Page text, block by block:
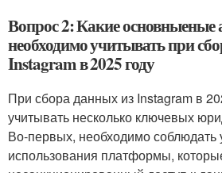
Вопрос 2: Какие основныеные
необходимо учитывать при
Instagram в 2025 году
При сбора данных из Instagram в
учитывать несколько ключевых
Во-первых, необходимо соблюдать
использования платформы,